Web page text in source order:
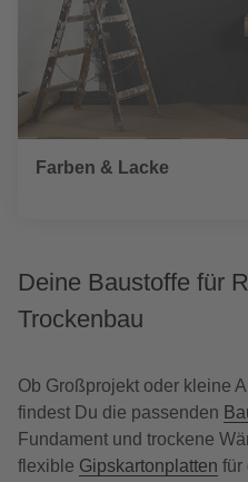
Farben & Lacke
Deine Baustoffe für
Trockenbau
Ob Großprojekt oder kleine
findest Du die passenden
Fundament und trockene
flexible Gipskartonplatten für